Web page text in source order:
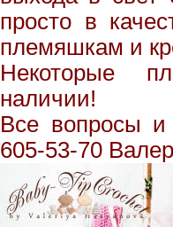
просто в
племяшкам и
Некоторые
наличии!
Все вопросы
605-53-70